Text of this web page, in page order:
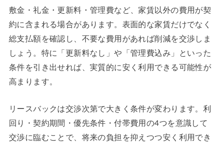
敷金・礼金・更新料・管理費など、家賃以外の費用が契
約に含まれる場合があります。表面的な家賃だけでなく
総支払額を確認し、不要な費用があれば削減を交渉しま
しょう。特に「更新料なし」や「管理費込み」といった
条件を引き出せれば、実質的に安く利用できる可能性が
高まります。
リースバックは交渉次第で大きく条件が変わります。利
回り・契約期間・優先条件・付帯費用の4つを意識して
交渉に臨むことで、将来の負担を抑えつつ安く利用でき